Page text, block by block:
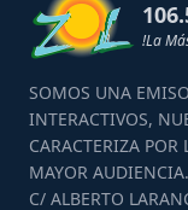
!La
SOMOS UNA
INTERACTIVOS,
CARACTERIZA POR
MAYOR AUDIENCIA.
C/ ALBERTO